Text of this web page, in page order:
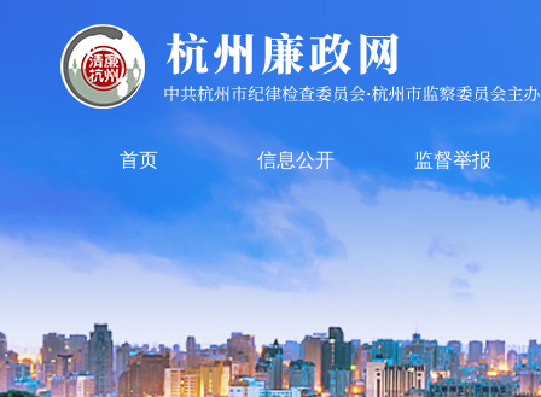
首页 信息公开 监督举报